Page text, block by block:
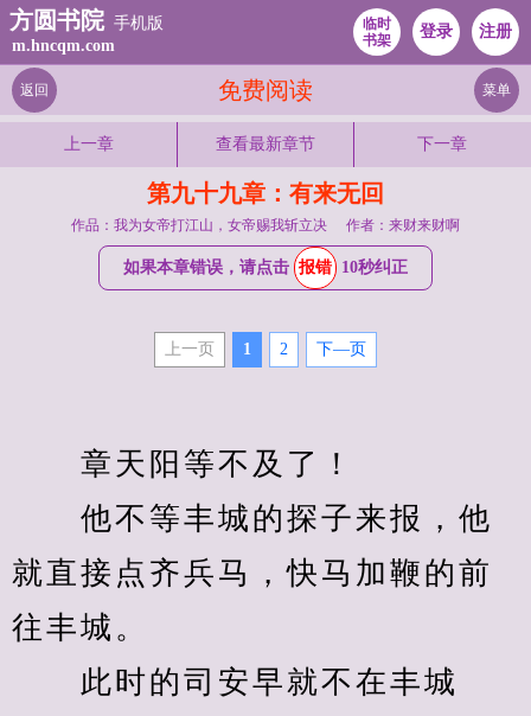
方圆书院 手机版
m.hncqm.com
临时
书架
登录 注册
免费阅读
返回 菜单
上一章 查看最新章节 下一章
第九十九章：有来无回
作品：我为女帝打江山，女帝赐我斩立决 作者：来财来财啊
如果本章错误，请点击 报错 10秒纠正
上一页 1 2 下—页
章天阳等不及了！
他不等丰城的探子来报，他
就直接点齐兵马，快马加鞭的前
往丰城。
此时的司安早就不在丰城